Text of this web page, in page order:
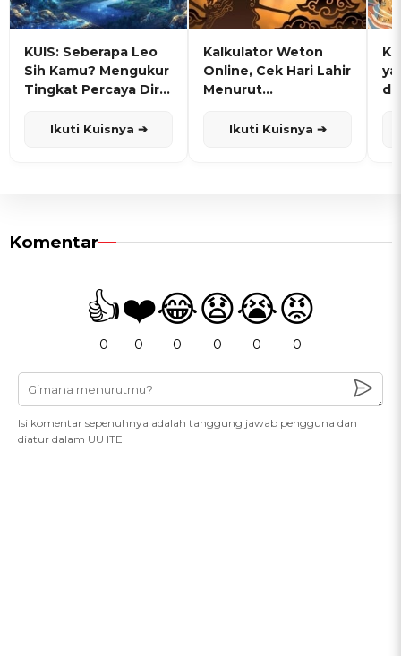
KUIS: Seberapa Leo
Sih Kamu? Mengukur
Tingkat Percaya Diri
Ikuti Kuisnya ➔
Kalkulator Weton
Online, Cek Hari Lahir
Menurut
Ikuti Kuisnya ➔
Komentar
👍
0
❤️
0
😂
0
😧
0
😭
0
😡
0
Isi komentar sepenuhnya adalah tanggung jawab pengguna dan
diatur dalam UU ITE